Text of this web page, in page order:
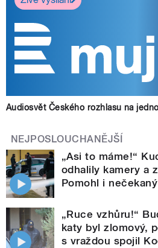
Audiosvět Českého rozhlasu na
NEJPOSLOUCHANĚJŠÍ
„Asi to máme!“
odhalily kamery a
Pomohl i
„Ruce vzhůru!“
katy byl zlomový,
s vraždou spojil